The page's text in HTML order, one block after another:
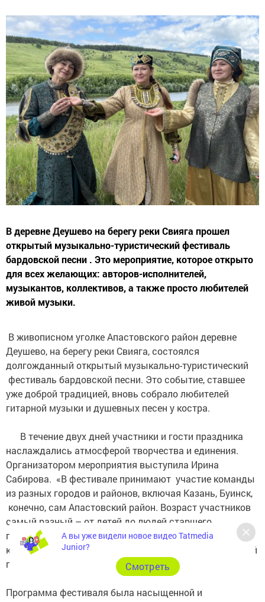
В деревне Деушево на берегу реки Свияга прошел
открытый музыкально-туристический фестиваль
бардовской песни . Это мероприятие, которое открыто
для всех желающих: авторов-исполнителей,
музыкантов, коллективов, а также просто любителей
живой музыки.
В живописном уголке Апастовского район деревне
Деушево, на берегу реки Свияга, состоялся
долгожданный открытый музыкально-туристический
фестиваль бардовской песни. Это событие, ставшее
уже доброй традицией, вновь собрало любителей
гитарной музыки и душевных песен у костра.
В течение двух дней участники и гости праздника
наслаждались атмосферой творчества и единения.
Организатором мероприятия выступила Ирина
Сабирова. «В фестивале принимают участие команды
из разных городов и районов, включая Казань, Буинск,
конечно, сам Апастовский район. Возраст участников
самый разный – от детей до людей старшего
поколения, что говорит о поистине всенародной любви
к музыкально-туристическому фестивалю бардовской
песни», - рассказывает она.
Программа фестиваля была насыщенной и
А вы уже видели новое видео Tatmedia
Junior?
Cмотреть